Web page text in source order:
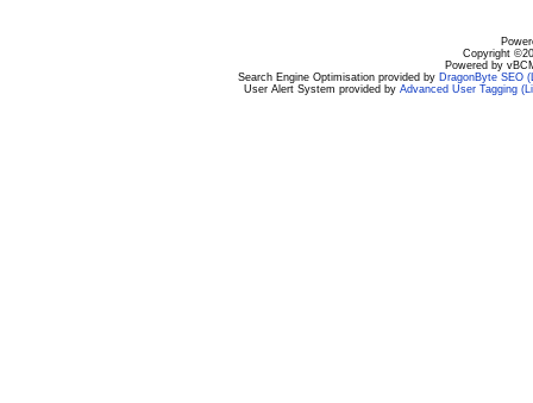
Copyright
Powered by
Search Engine Optimisation provided by DragonByte SEO
User Alert System provided by Advanced User Tagging